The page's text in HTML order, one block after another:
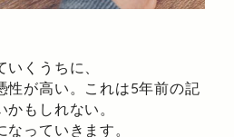
くうちに、
性が高い。これは5年前の記
もしれない。
っていきます。